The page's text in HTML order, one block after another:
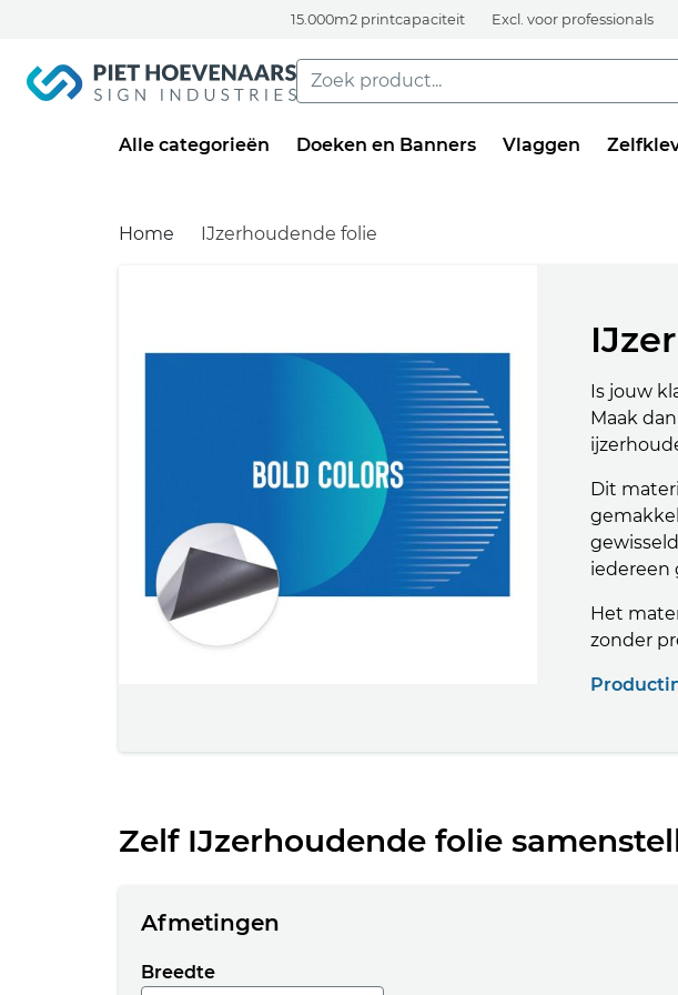
15.000m2 printcapaciteit Excl. voor professionals
Alle categorieën Doeken en Banners Vlaggen
Home IJzerhoudende folie
Is jouw
Maak
Dit
iedereen
Het
zonder
Zelf IJzerhoudende folie
Afmetingen
Breedte